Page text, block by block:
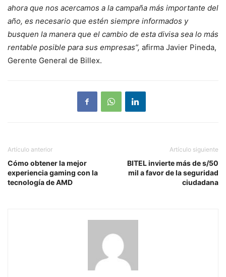
ahora que nos acercamos a la campaña más importante del
año, es necesario que estén siempre informados y
busquen la manera que el cambio de esta divisa sea lo más
rentable posible para sus empresas”, afirma Javier Pineda,
Gerente General de Billex.
Artículo anterior
Cómo obtener la mejor
experiencia gaming con la
tecnología de AMD
Artículo siguiente
BITEL invierte más de s/50
mil a favor de la seguridad
ciudadana